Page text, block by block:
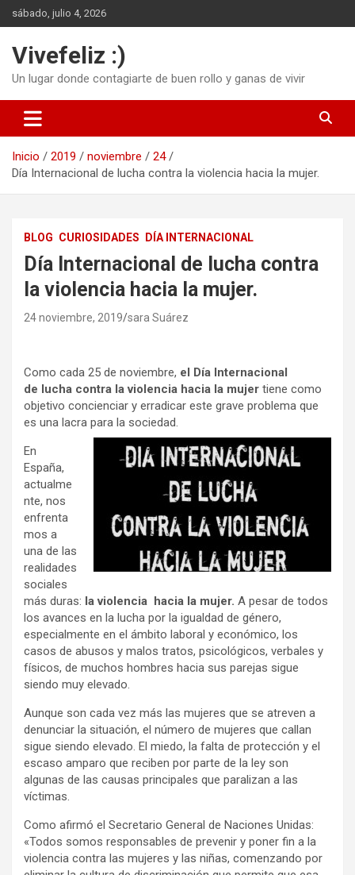
Saltar
al
sábado, julio 4, 2026
Vivefeliz :)
Un lugar donde contagiarte de buen rollo y ganas de vivir
Inicio 2019 noviembre
24
Día Internacional de lucha contra la violencia hacia la mujer.
BLOG CURIOSIDADES DÍA INTERNACIONAL
Día Internacional de lucha contra
la violencia hacia la mujer.
24 noviembre, 2019 sara Suárez
Como cada 25 de noviembre, el Día Internacional
de lucha contra la violencia hacia la mujer tiene como
objetivo concienciar y erradicar este grave problema que
es una lacra para la sociedad.
En
España,
actualme
nte, nos
enfrenta
mos a
una de las
realidades
sociales
más duras: la violencia hacia la mujer. A pesar de todos
los avances en la lucha por la igualdad de género,
especialmente en el ámbito laboral y económico, los
casos de abusos y malos tratos, psicológicos, verbales y
físicos, de muchos hombres hacia sus parejas sigue
siendo muy elevado.
Aunque son cada vez más las mujeres que se atreven a
denunciar la situación, el número de mujeres que callan
sigue siendo elevado. El miedo, la falta de protección y el
escaso amparo que reciben por parte de la ley son
algunas de las causas principales que paralizan a las
víctimas.
Como afirmó el Secretario General de Naciones Unidas:
«Todos somos responsables de prevenir y poner fin a la
violencia contra las mujeres y las niñas, comenzando por